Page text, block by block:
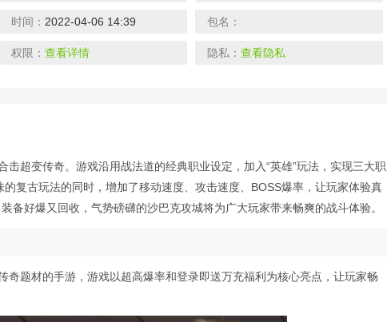
时间： 2022-04-06 14:39 包名：
权限： 查看详情 隐私： 查看隐私
击超变传奇。游戏沿用战法道的经典职业设定，加入“英雄”玩法，实现三大职
复古玩法的同时，增加了移动速度、攻击速度、BOSS爆率，让玩家体验真
备好爆又回收，气势磅礴的沙巴克攻城将为广大玩家带来畅爽的战斗体验。
奇题材的手游，游戏以超高爆率和登录即送万充福利为核心亮点，让玩家畅
神创九州-送GM万抽 王者军团-满V送透视
下载
主角光环 摸金之路-冰雪无限刀
下载
生化危城-满V无限抽充
下载
下载
兴唐情缘-送真充万抽
下载 下载